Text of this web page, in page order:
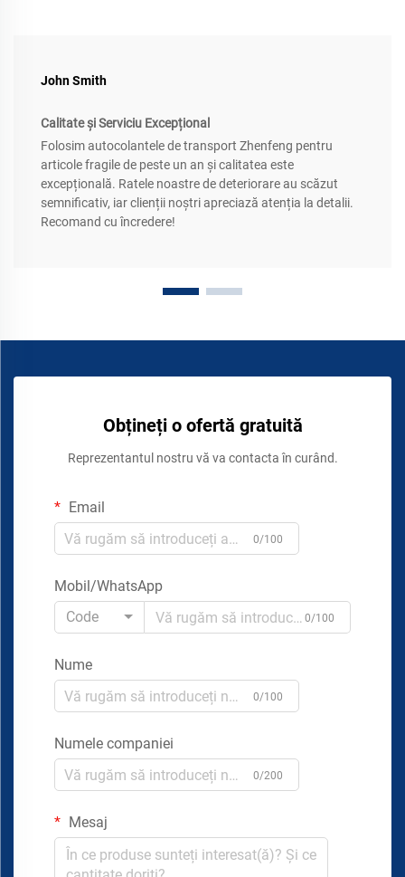
John Smith
Calitate și Serviciu Excepțional
Folosim autocolantele de transport Zhenfeng pentru
articole fragile de peste un an și calitatea este
excepțională. Ratele noastre de deteriorare au scăzut
semnificativ, iar clienții noștri apreciază atenția la detalii.
Recomand cu încredere!
Obțineți o ofertă gratuită
Reprezentantul nostru vă va contacta în curând.
Email
0/100
Mobil/WhatsApp
Code
0/100
Nume
0/100
Numele companiei
0/200
Mesaj